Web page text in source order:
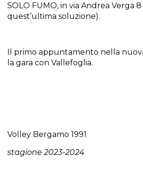
SOLO FUMO, in via Andrea Verga
quest’ultima soluzione).
Il primo appuntamento nella
la gara con Vallefoglia.
Volley Bergamo 1991
stagione 2023-2024